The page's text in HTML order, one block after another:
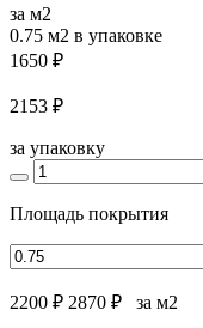
за м2
0.75 м2 в упаковке
1650 ₽
2153 ₽
за упаковку
Площадь покрытия
2200 ₽ 2870 ₽ за м2